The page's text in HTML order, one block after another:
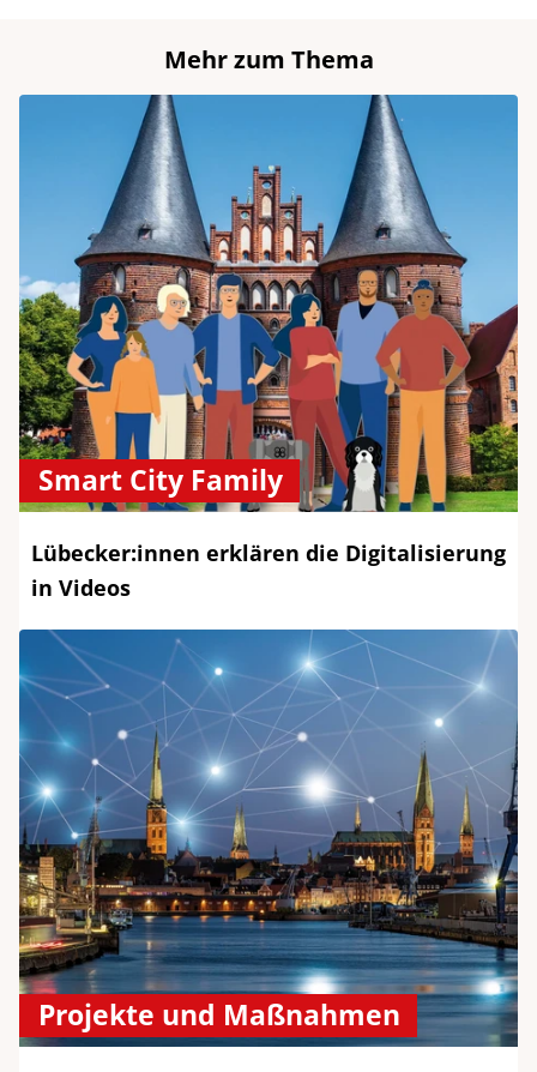
Mehr zum Thema
Smart City Family
Lübecker:innen erklären die Digitalisierung
in Videos
Projekte und Maßnahmen